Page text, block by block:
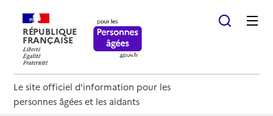
RÉPUBLIQUE
FRANÇAISE
Le site officiel d'information pour les
personnes âgées et les aidants